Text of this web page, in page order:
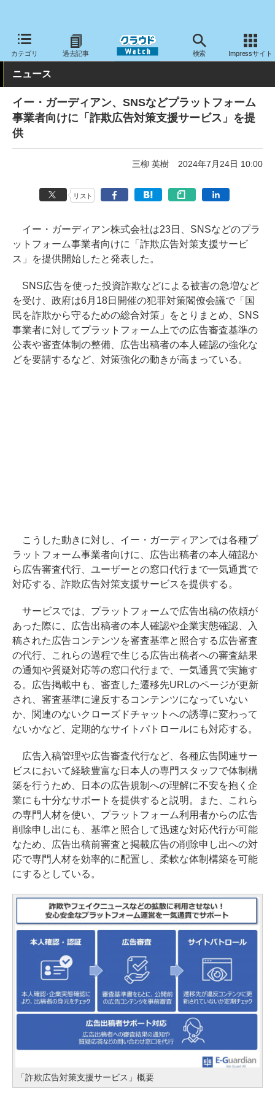
カテゴリ 過去記事 検索 Impressサイト
クラウド Watch セキュリティ セキュリティサービス
ニュース
イー・ガーディアン、SNSなどプラットフォーム
事業者向けに「詐欺広告対策支援サービス」を提
供
三柳 英樹 2024年7月24日 10:00
リスト
イー・ガーディアン株式会社は23日、SNSなどのプラ
ットフォーム事業者向けに「詐欺広告対策支援サービ
ス」を提供開始したと発表した。
SNS広告を使った投資詐欺などによる被害の急増など
を受け、政府は6月18日開催の犯罪対策閣僚会議で「国
民を詐欺から守るための総合対策」をとりまとめ、SNS
事業者に対してプラットフォーム上での広告審査基準の
公表や審査体制の整備、広告出稿者の本人確認の強化な
どを要請するなど、対策強化の動きが高まっている。
こうした動きに対し、イー・ガーディアンでは各種プ
ラットフォーム事業者向けに、広告出稿者の本人確認か
ら広告審査代行、ユーザーとの窓口代行まで一気通貫で
対応する、詐欺広告対策支援サービスを提供する。
サービスでは、プラットフォームで広告出稿の依頼が
あった際に、広告出稿者の本人確認や企業実態確認、入
稿された広告コンテンツを審査基準と照合する広告審査
の代行、これらの過程で生じる広告出稿者への審査結果
の通知や質疑対応等の窓口代行まで、一気通貫で実施す
る。広告掲載中も、審査した遷移先URLのページが更新
され、審査基準に違反するコンテンツになっていない
か、関連のないクローズドチャットへの誘導に変わって
ないかなど、定期的なサイトパトロールにも対応する。
広告入稿管理や広告審査代行など、各種広告関連サー
ビスにおいて経験豊富な日本人の専門スタッフで体制構
築を行うため、日本の広告規制への理解に不安を抱く企
業にも十分なサポートを提供すると説明。また、これら
の専門人材を使い、プラットフォーム利用者からの広告
削除申し出にも、基準と照合して迅速な対応代行が可能
なため、広告出稿前審査と掲載広告の削除申し出への対
応で専門人材を効率的に配置し、柔軟な体制構築を可能
にするとしている。
「詐欺広告対策支援サービス」概要